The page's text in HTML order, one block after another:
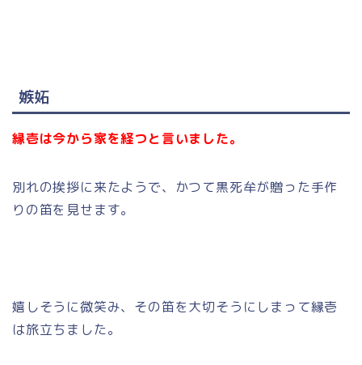
嫉妬
縁壱は今から家を経つと言いました。
別れの挨拶に来たようで、かつて黒死牟が贈った手作
りの笛を見せます。
嬉しそうに微笑み、その笛を大切そうにしまって縁壱
は旅立ちました。